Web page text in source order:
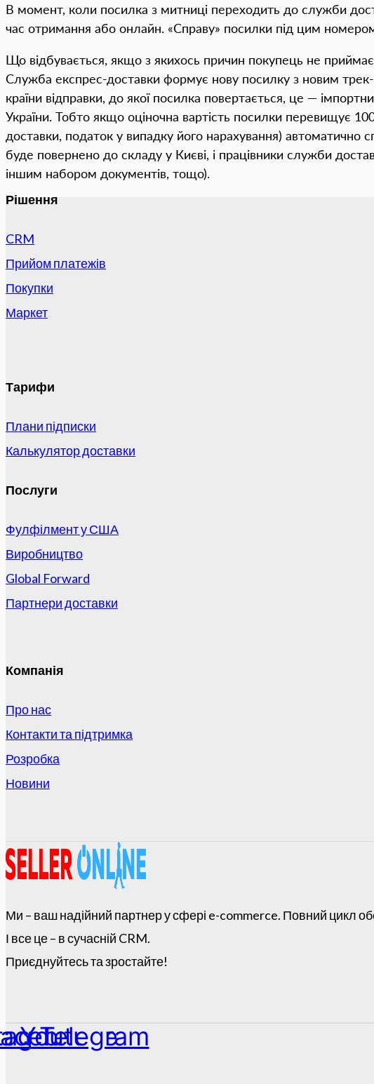
В момент, коли посилка з митниці переходить до служби
час отримання або онлайн. «Справу» посилки під цим
Що відбувається, якщо з якихось причин покупець не
Служба експрес-доставки формує нову посилку з новим
країни відправки, до якої посилка повертається, це —
України. Тобто якщо оціночна вартість посилки перевищує
доставки, податок у випадку його нарахування) автоматично
буде повернено до складу у Києві, і працівники служби
іншим набором документів, тощо).
Рішення
CRM
Прийом платежів
Покупки
Маркет
Тарифи
Плани підписки
Калькулятор доставки
Послуги
Фулфілмент у США
Виробництво
Global Forward
Партнери доставки
Компанія
Про нас
Контакти та підтримка
Розробка
Новини
Ми – ваш надійний партнер у сфері e-commerce. Повний цикл
І все це – в сучасній CRM.
Приєднуйтесь та зростайте!
Youtube
Telegram